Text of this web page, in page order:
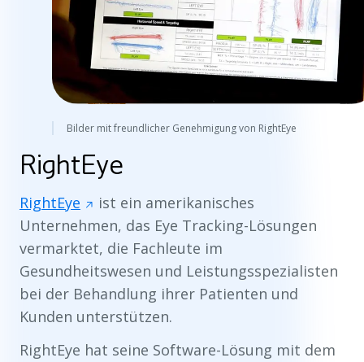
Bilder mit freundlicher Genehmigung von RightEye
RightEye
RightEye
ist ein amerikanisches
Unternehmen, das Eye Tracking-Lösungen
vermarktet, die Fachleute im
Gesundheitswesen und Leistungsspezialisten
bei der Behandlung ihrer Patienten und
Kunden unterstützen.
RightEye hat seine Software-Lösung mit dem